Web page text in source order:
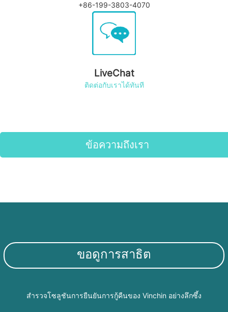
+86-199-3803-4070
LiveChat
ติดต่อกับเราได้ทันที
ข้อความถึงเรา
ขอดูการสาธิต
สำรวจโซลูชันการยืนยันการกู้คืนของ Vinchin อย่างลึกซึ้ง